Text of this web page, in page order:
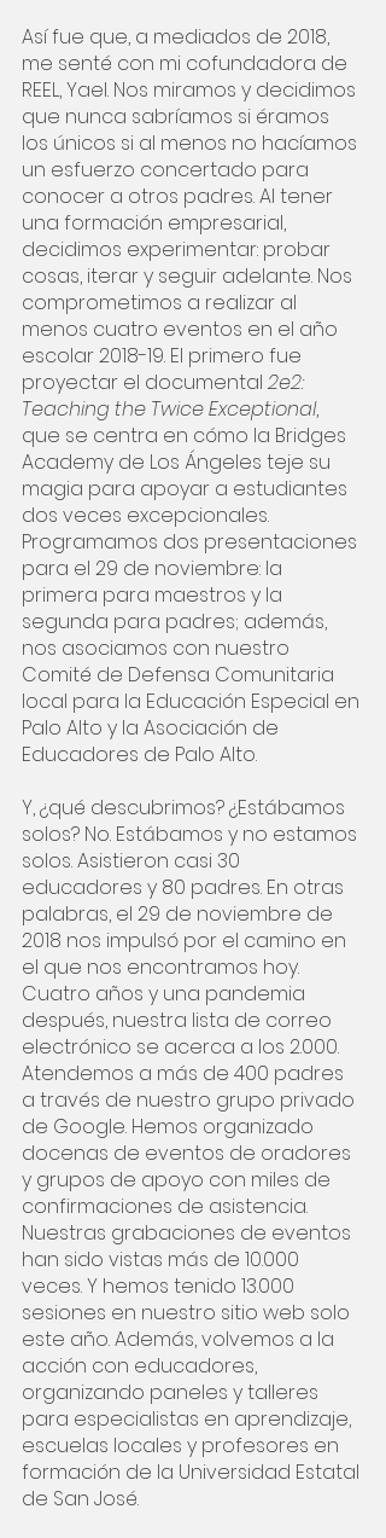
Así fue que, a mediados de 2018,
me senté con mi cofundadora de
REEL, Yael. Nos miramos y decidimos
que nunca sabríamos si éramos
los únicos si al menos no hacíamos
un esfuerzo concertado para
conocer a otros padres. Al tener
una formación empresarial,
decidimos experimentar: probar
cosas, iterar y seguir adelante. Nos
comprometimos a realizar al
menos cuatro eventos en el año
escolar 2018-19. El primero fue
proyectar el documental 2e2:
Teaching the Twice Exceptional,
que se centra en cómo la Bridges
Academy de Los Ángeles teje su
magia para apoyar a estudiantes
dos veces excepcionales.
Programamos dos presentaciones
para el 29 de noviembre: la
primera para maestros y la
segunda para padres; además,
nos asociamos con nuestro
Comité de Defensa Comunitaria
local para la Educación Especial en
Palo Alto y la Asociación de
Educadores de Palo Alto.
Y, ¿qué descubrimos? ¿Estábamos
solos? No. Estábamos y no estamos
solos. Asistieron casi 30
educadores y 80 padres. En otras
palabras, el 29 de noviembre de
2018 nos impulsó por el camino en
el que nos encontramos hoy.
Cuatro años y una pandemia
después, nuestra lista de correo
electrónico se acerca a los 2.000.
Atendemos a más de 400 padres
a través de nuestro grupo privado
de Google. Hemos organizado
docenas de eventos de oradores
y grupos de apoyo con miles de
confirmaciones de asistencia.
Nuestras grabaciones de eventos
han sido vistas más de 10.000
veces. Y hemos tenido 13.000
sesiones en nuestro sitio web solo
este año. Además, volvemos a la
acción con educadores,
organizando paneles y talleres
para especialistas en aprendizaje,
escuelas locales y profesores en
formación de la Universidad Estatal
de San José.